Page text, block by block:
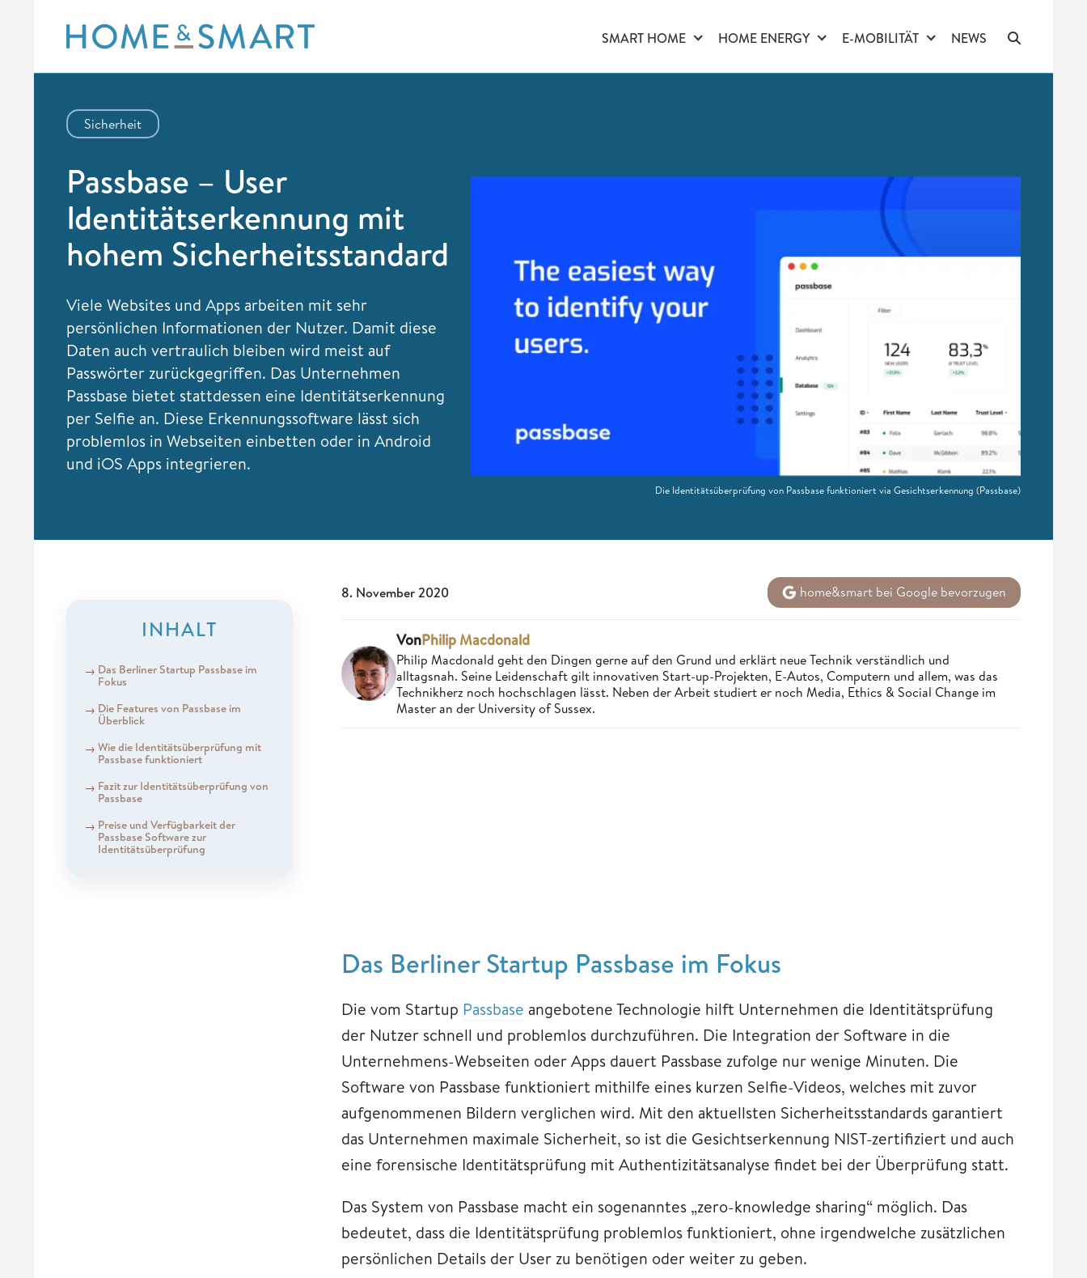
content
SMART HOME HOME ENERGY E-MOBILITÄT NEWS
Sicherheit
Passbase – User
Identitätserkennung mit
hohem Sicherheitsstandard
Viele Websites und Apps arbeiten mit sehr
persönlichen Informationen der Nutzer. Damit diese
Daten auch vertraulich bleiben wird meist auf
Passwörter zurückgegriffen. Das Unternehmen
Passbase bietet stattdessen eine Identitätserkennung
per Selfie an. Diese Erkennungssoftware lässt sich
problemlos in Webseiten einbetten oder in Android
und iOS Apps integrieren.
Die Identitätsüberprüfung von Passbase funktioniert via Gesichtserkennung (Passbase)
INHALT
Das Berliner Startup Passbase im
Fokus
Die Features von Passbase im
Überblick
Wie die Identitätsüberprüfung mit
Passbase funktioniert
Fazit zur Identitätsüberprüfung von
Passbase
Preise und Verfügbarkeit der
Passbase Software zur
Identitätsüberprüfung
8. November 2020 home&smart bei Google bevorzugen
VonPhilip Macdonald
Philip Macdonald geht den Dingen gerne auf den Grund und erklärt neue Technik verständlich und
alltagsnah. Seine Leidenschaft gilt innovativen Start-up-Projekten, E-Autos, Computern und allem, was das
Technikherz noch hochschlagen lässt. Neben der Arbeit studiert er noch Media, Ethics & Social Change im
Master an der University of Sussex.
Das Berliner Startup Passbase im Fokus
Die vom Startup Passbase angebotene Technologie hilft Unternehmen die Identitätsprüfung
der Nutzer schnell und problemlos durchzuführen. Die Integration der Software in die
Unternehmens-Webseiten oder Apps dauert Passbase zufolge nur wenige Minuten. Die
Software von Passbase funktioniert mithilfe eines kurzen Selfie-Videos, welches mit zuvor
aufgenommenen Bildern verglichen wird. Mit den aktuellsten Sicherheitsstandards garantiert
das Unternehmen maximale Sicherheit, so ist die Gesichtserkennung NIST-zertifiziert und auch
eine forensische Identitätsprüfung mit Authentizitätsanalyse findet bei der Überprüfung statt.
Das System von Passbase macht ein sogenanntes „zero-knowledge sharing“ möglich. Das
bedeutet, dass die Identitätsprüfung problemlos funktioniert, ohne irgendwelche zusätzlichen
persönlichen Details der User zu benötigen oder weiter zu geben.